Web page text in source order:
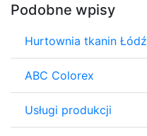
Podobne wpisy
Hurtownia tkanin Łódź
ABC Colorex
Usługi produkcji